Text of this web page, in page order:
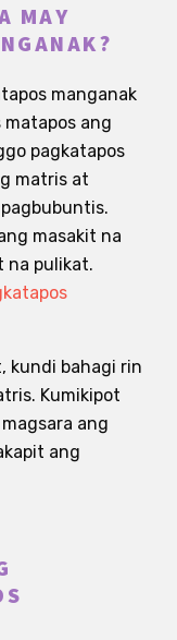
MAY
manganak
ang
pagkatapos
matris at
masakit na
na pulikat.
kundi bahagi rin
Kumikipot
ang
ang